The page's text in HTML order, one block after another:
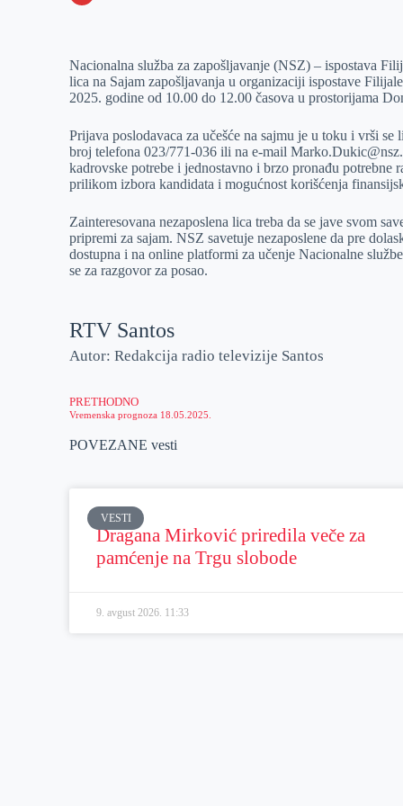
e
r
I
n
s
A
p
a
i
Nacionalna služba za zapošljavanje (NSZ) – ispostava
lica na Sajam zapošljavanja u organizaciji ispostave
2025. godine od 10.00 do 12.00 časova u prostorijama
Prijava poslodavaca za učešće na sajmu je u toku i vrši
broj telefona 023/771-036 ili na e-mail
kadrovske potrebe i jednostavno i brzo pronađu potrebne
prilikom izbora kandidata i mogućnost korišćenja
Zainteresovana nezaposlena lica treba da se jave svom
pripremi za sajam. NSZ savetuje nezaposlene da pre
dostupna i na online platformi za učenje Nacionalne
se za razgovor za posao.
RTV Santos
Autor: Redakcija radio televizije Santos
PRETHODNO
Vremenska prognoza 18.05.2025.
POVEZANE vesti
VESTI
Dragana Mirković priredila veče za
pamćenje na Trgu slobode
9. avgust 2026. 11:33